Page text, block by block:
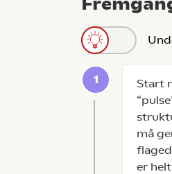
Start
må
er